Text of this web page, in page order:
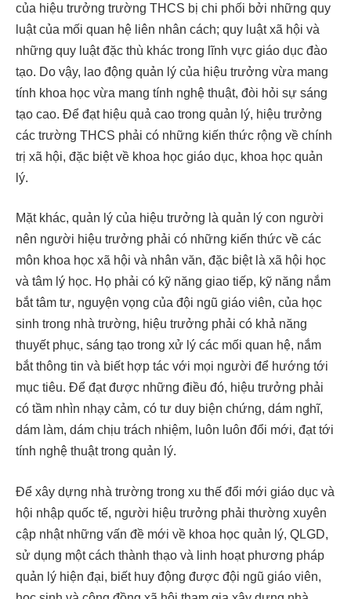
của hiệu trưởng trường THCS bị chi phối bởi những quy
luật của mối quan hệ liên nhân cách; quy luật xã hội và
những quy luật đặc thù khác trong lĩnh vực giáo dục đào
tạo. Do vậy, lao động quản lý của hiệu trưởng vừa mang
tính khoa học vừa mang tính nghệ thuật, đòi hỏi sự sáng
tạo cao. Để đạt hiệu quả cao trong quản lý, hiệu trưởng
các trường THCS phải có những kiến thức rộng về chính
trị xã hội, đặc biệt về khoa học giáo dục, khoa học quản
lý.
Mặt khác, quản lý của hiệu trưởng là quản lý con người
nên người hiệu trưởng phải có những kiến thức về các
môn khoa học xã hội và nhân văn, đặc biệt là xã hội học
và tâm lý học. Họ phải có kỹ năng giao tiếp, kỹ năng nắm
bắt tâm tư, nguyện vọng của đội ngũ giáo viên, của học
sinh trong nhà trường, hiệu trưởng phải có khả năng
thuyết phục, sáng tạo trong xử lý các mối quan hệ, nắm
bắt thông tin và biết hợp tác với mọi người để hướng tới
mục tiêu. Để đạt được những điều đó, hiệu trưởng phải
có tầm nhìn nhạy cảm, có tư duy biện chứng, dám nghĩ,
dám làm, dám chịu trách nhiệm, luôn luôn đổi mới, đạt tới
tính nghệ thuật trong quản lý.
Để xây dựng nhà trường trong xu thế đổi mới giáo dục và
hội nhập quốc tế, người hiệu trưởng phải thường xuyên
cập nhật những vấn đề mới về khoa học quản lý, QLGD,
sử dụng một cách thành thạo và linh hoạt phương pháp
quản lý hiện đại, biết huy động được đội ngũ giáo viên,